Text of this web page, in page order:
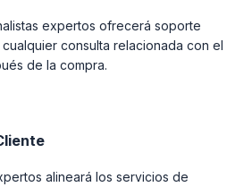
expertos ofrecerá soporte
consulta relacionada con el
de la compra.
alineará los servicios de